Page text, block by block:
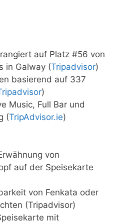
auf Platz #56 von
in Galway (Tripadvisor)
basierend auf 337
)
Music, Full Bar und
(TripAdvisor.ie)
von
auf der Speisekarte
von Fenkata oder
(Tripadvisor)
mit